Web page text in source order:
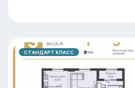
СТАНДАРТ КЛАСС 3